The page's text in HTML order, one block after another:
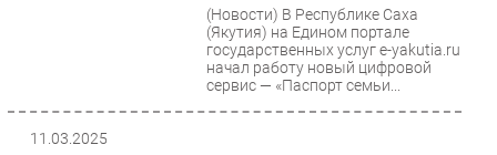
ПО
Outsourcing
(Новости) В Республике Саха
(Якутия) на Едином портале
государственных услуг e-yakutia.ru
начал работу новый цифровой
сервис — «Паспорт семьи...
11.03.2025